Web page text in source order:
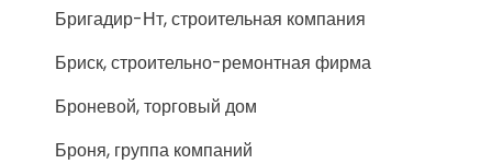
Бригадир-Нт, строительная компания
Бриск, строительно-ремонтная фирма
Броневой, торговый дом
Броня, группа компаний